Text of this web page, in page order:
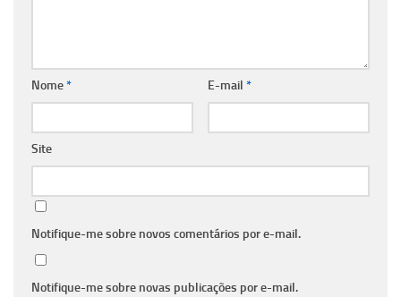
Nome* E-mail *
Site
Notifique-me sobre novos comentários por e-mail.
Notifique-me sobre novas publicações por e-mail.